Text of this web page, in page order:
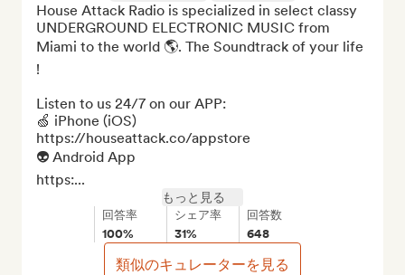
House Attack Radio is specialized in select classy
UNDERGROUND ELECTRONIC MUSIC from
Miami to the world 🌎. The Soundtrack of your life
!
Listen to us 24/7 on our APP:
🍏 iPhone (iOS)
https://houseattack.co/appstore
👽 Android App
https:...
もっと見る
回答率
100%
シェア率
31%
回答数
648
類似のキュレーターを見る